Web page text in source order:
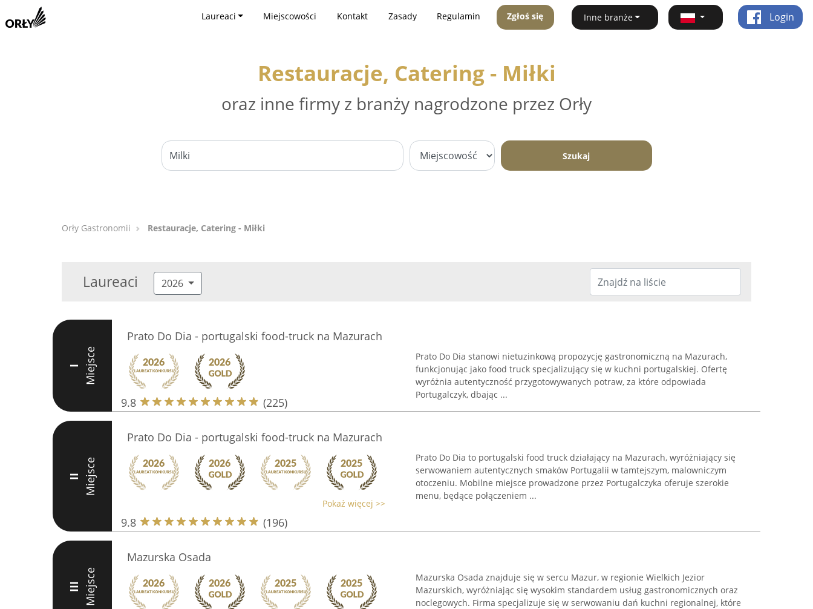
Laureaci Miejscowości Kontakt Zasady Regulamin Zgłoś się Inne branże Login
Restauracje, Catering - Miłki
oraz inne firmy z branży nagrodzone przez Orły
Szukaj
Orły Gastronomii Restauracje, Catering - Miłki
Laureaci 2026
I Miejsce
Prato Do Dia - portugalski food-truck na Mazurach
9.8 (225)
Prato Do Dia stanowi nietuzinkową propozycję gastronomiczną na Mazurach,
funkcjonując jako food truck specjalizujący się w kuchni portugalskiej. Ofertę
wyróżnia autentyczność przygotowywanych potraw, za które odpowiada
Portugalczyk, dbając ...
II Miejsce
Prato Do Dia - portugalski food-truck na Mazurach
Pokaż więcej >>
9.8 (196)
Prato Do Dia to portugalski food truck działający na Mazurach, wyróżniający się
serwowaniem autentycznych smaków Portugalii w tamtejszym, malowniczym
otoczeniu. Mobilne miejsce prowadzone przez Portugalczyka oferuje szerokie
menu, będące połączeniem ...
III Miejsce
Mazurska Osada
Mazurska Osada znajduje się w sercu Mazur, w regionie Wielkich Jezior
Mazurskich, wyróżniając się wysokim standardem usług gastronomicznych oraz
noclegowych. Firma specjalizuje się w serwowaniu dań kuchni regionalnej, które